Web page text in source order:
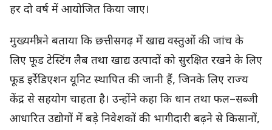
हर दो वर्ष में आयोजित किया जाए।
मुख्यमंत्री ने बताया कि छत्तीसगढ़ में खाद्य वस्तुओं की जांच के
लिए फूड टेस्टिंग लैब तथा खाद्य उत्पादों को सुरक्षित रखने के लिए
फूड इर्रेडिएशन यूनिट स्थापित की जानी हैं, जिनके लिए राज्य
केंद्र से सहयोग चाहता है। उन्होंने कहा कि धान तथा फल–सब्जी
आधारित उद्योगों में बड़े निवेशकों की भागीदारी बढ़ने से किसानों,